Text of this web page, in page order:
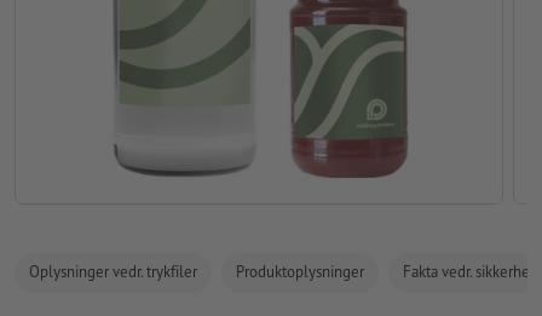
Oplysninger vedr. trykfiler Produktoplysninger Fakta vedr.